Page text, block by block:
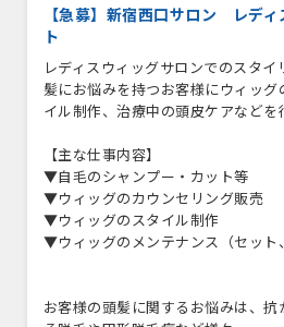
【急募】新宿西口サロン レデ
ト
レディスウィッグサロンでのスタイ
髪にお悩みを持つお客様にウィッ
イル制作、治療中の頭皮ケアなどを
【主な仕事内容】
▼自毛のシャンプー・カット等
▼ウィッグのカウンセリング販売
▼ウィッグのスタイル制作
▼ウィッグのメンテナンス（セット
お客様の頭髪に関するお悩みは、